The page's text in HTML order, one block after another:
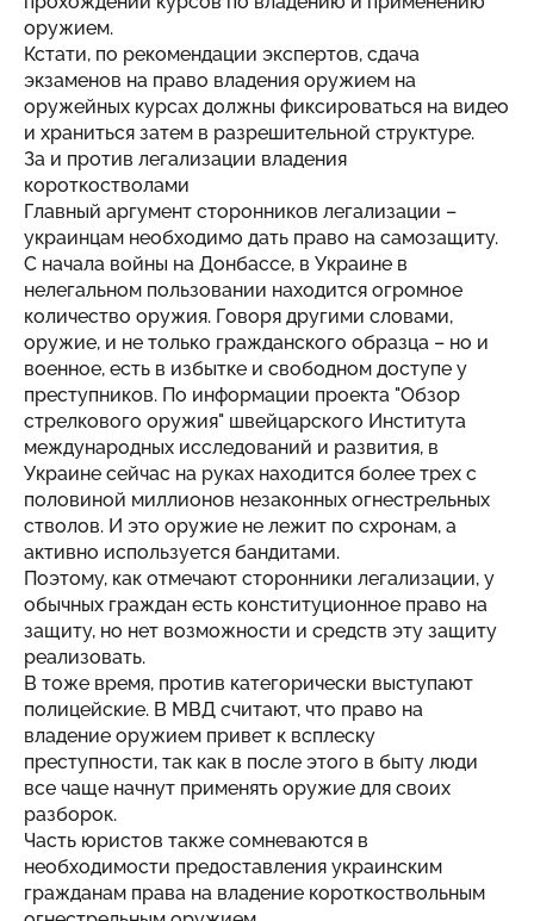
оружием.
Кстати, по рекомендации экспертов, сдача
экзаменов на право владения оружием на
оружейных курсах должны фиксироваться на видео
и храниться затем в разрешительной структуре.
За и против легализации владения
короткостволами
Главный аргумент сторонников легализации –
украинцам необходимо дать право на самозащиту.
С начала войны на Донбассе, в Украине в
нелегальном пользовании находится огромное
количество оружия. Говоря другими словами,
оружие, и не только гражданского образца – но и
военное, есть в избытке и свободном доступе у
преступников. По информации проекта "Обзор
стрелкового оружия" швейцарского Института
международных исследований и развития, в
Украине сейчас на руках находится более трех с
половиной миллионов незаконных огнестрельных
стволов. И это оружие не лежит по схронам, а
активно используется бандитами.
Поэтому, как отмечают сторонники легализации, у
обычных граждан есть конституционное право на
защиту, но нет возможности и средств эту защиту
реализовать.
В тоже время, против категорически выступают
полицейские. В МВД считают, что право на
владение оружием привет к всплеску
преступности, так как в после этого в быту люди
все чаще начнут применять оружие для своих
разборок.
Часть юристов также сомневаются в
необходимости предоставления украинским
гражданам права на владение короткоствольным